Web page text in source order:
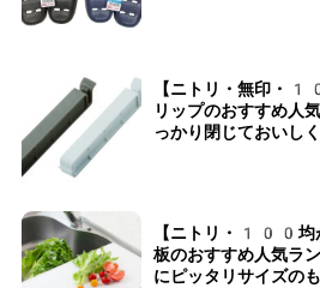
【ニトリ・無印・
リップのおすすめ
っかり閉じておいし
【ニトリ・100均
板のおすすめ人気
にピッタリサイズの